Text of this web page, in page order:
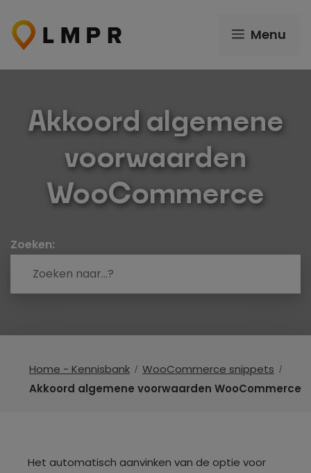
naar
inhoud
Menu
Akkoord algemene
voorwaarden
WooCommerce
Zoeken:
Home - Kennisbank
WooCommerce snippets
Akkoord algemene voorwaarden WooCommerce
Het automatisch aanvinken van de optie voor